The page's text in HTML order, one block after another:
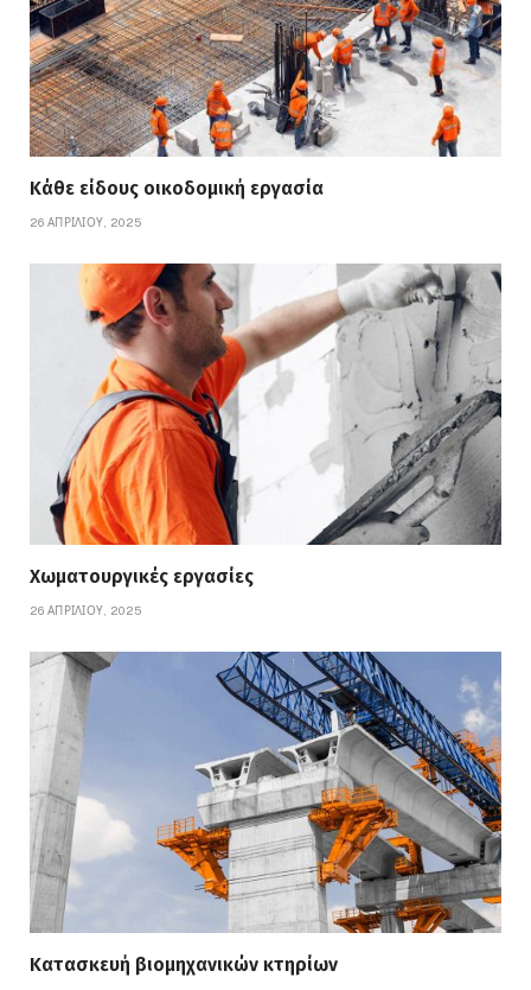
Κάθε είδους οικοδομική εργασία
26 ΑΠΡΙΛΊΟΥ, 2025
Χωματουργικές εργασίες
26 ΑΠΡΙΛΊΟΥ, 2025
Κατασκευή βιομηχανικών κτηρίων